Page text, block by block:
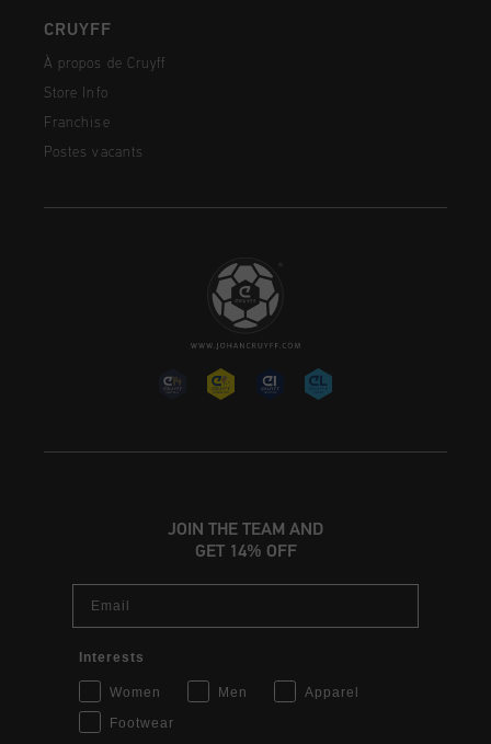
CRUYFF
À propos de Cruyff
Store Info
Franchise
Postes vacants
JOIN THE TEAM AND
GET 14% OFF
Interests
Women Men
Apparel
Footwear